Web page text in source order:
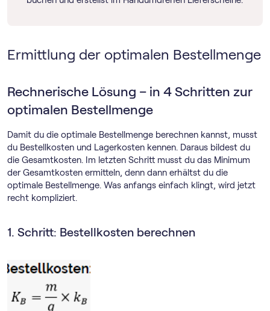
Ermittlung der optimalen Bestellmenge
Rechnerische Lösung – in 4 Schritten zur
optimalen Bestellmenge
Damit du die optimale Bestellmenge berechnen kannst, musst
du Bestellkosten und Lagerkosten kennen. Daraus bildest du
die Gesamtkosten. Im letzten Schritt musst du das Minimum
der Gesamtkosten ermitteln, denn dann erhältst du die
optimale Bestellmenge. Was anfangs einfach klingt, wird jetzt
recht kompliziert.
1. Schritt: Bestellkosten berechnen